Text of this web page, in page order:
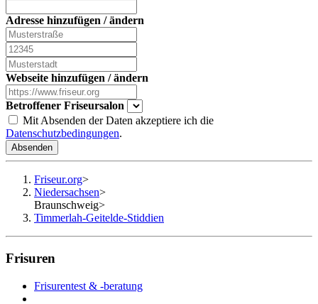
Adresse hinzufügen / ändern
Webseite hinzufügen / ändern
Betroffener Friseursalon
Mit Absenden der Daten akzeptiere ich die
Datenschutzbedingungen.
Absenden
Friseur.org>
Niedersachsen>
Braunschweig>
Timmerlah-Geitelde-Stiddien
Frisuren
Frisurentest & -beratung